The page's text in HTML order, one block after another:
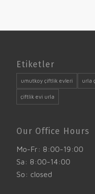
Etiketler
umutkoy çiftlik evleri urla
çiftlik evi urla
Our Office Hours
Mo-Fr: 8:00-19:00
Sa: 8:00-14:00
So: closed